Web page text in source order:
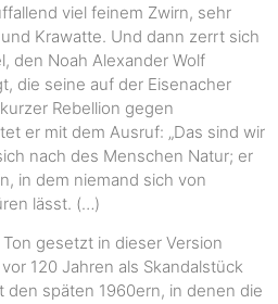
viel feinem Zwirn, sehr
Krawatte. Und dann zerrt sich
den Noah Alexander Wolf
die seine auf der Eisenacher
Rebellion gegen
er mit dem Ausruf: „Das sind wir
nach des Menschen Natur; er
in dem niemand sich von
lässt. (…)
gesetzt in dieser Version
120 Jahren als Skandalstück
späten 1960ern, in denen die